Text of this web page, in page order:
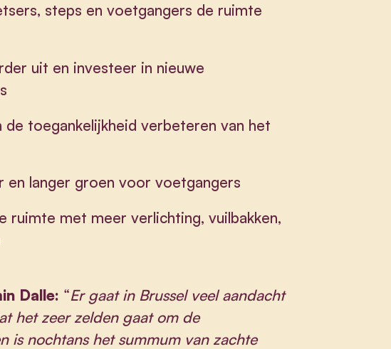
steps en voetgangers de ruimte
uit en investeer in nieuwe
toegankelijkheid verbeteren van het
en langer groen voor voetgangers
ruimte met meer verlichting, vuilbakken,
Dalle: “Er gaat in Brussel veel aandacht
het zeer zelden gaat om de
is nochtans het summum van zachte